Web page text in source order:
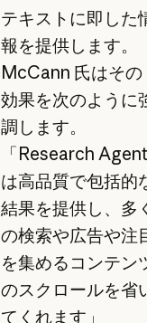
テキストに即した
報を提供します。
McCann 氏はその
効果を次のように
調します。
「Research Agent
は高品質で包括的
結果を提供し、多
の検索や広告や注
を集めるコンテン
のスクロールを省
てくれます」